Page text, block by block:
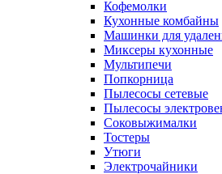
Кофемолки
Кухонные комбайны
Машинки для
Миксеры кухонные
Мультипечи
Попкорница
Пылесосы сетевые
Пылесосы
Соковыжималки
Тостеры
Утюги
Электрочайники